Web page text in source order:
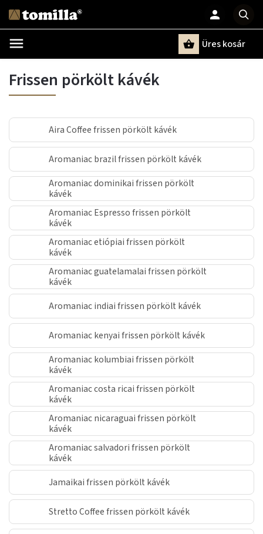
Üres kosár
Frissen pörkölt kávék
Aira Coffee frissen pörkölt kávék
Aromaniac brazil frissen pörkölt kávék
Aromaniac dominikai frissen pörkölt
kávék
Aromaniac Espresso frissen pörkölt
kávék
Aromaniac etiópiai frissen pörkölt
kávék
Aromaniac guatelamalai frissen pörkölt
kávék
Aromaniac indiai frissen pörkölt kávék
Aromaniac kenyai frissen pörkölt kávék
Aromaniac kolumbiai frissen pörkölt
kávék
Aromaniac costa ricai frissen pörkölt
kávék
Aromaniac nicaraguai frissen pörkölt
kávék
Aromaniac salvadori frissen pörkölt
kávék
Jamaikai frissen pörkölt kávék
Stretto Coffee frissen pörkölt kávék